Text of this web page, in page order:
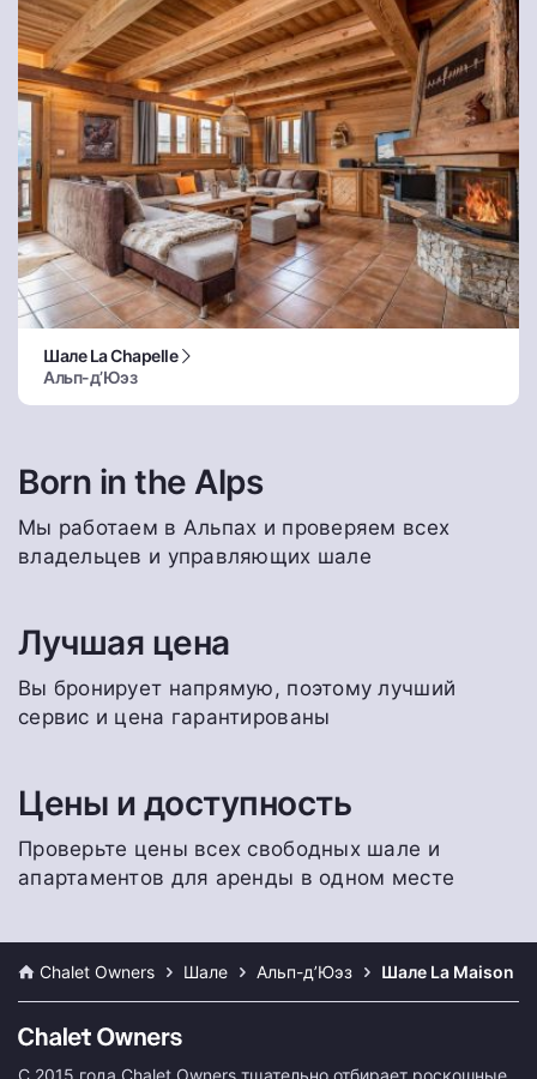
Шале La Chapelle
Альп-д’Юэз
Born in the Alps
Мы работаем в Альпах и проверяем всех
владельцев и управляющих шале
Лучшая цена
Вы бронирует напрямую, поэтому лучший
сервис и цена гарантированы
Цены и доступность
Проверьте цены всех свободных шале и
апартаментов для аренды в одном месте
Chalet Owners Шале Альп-д’Юэз Шале La Maison
С 2015 года Chalet Owners тщательно отбирает роскошные